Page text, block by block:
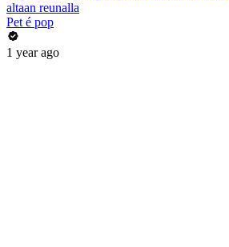
altaan reunalla
Pet é pop
1 year ago